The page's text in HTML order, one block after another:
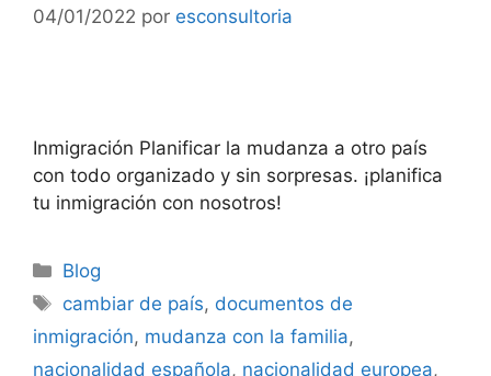
04/01/2022 por esconsultoria
Inmigración Planificar la mudanza a otro país
con todo organizado y sin sorpresas. ¡planifica
tu inmigración con nosotros!
Blog
cambiar de país, documentos de
inmigración, mudanza con la familia,
nacionalidad española, nacionalidad europea,